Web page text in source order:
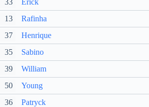
33 Erick
13
Rafinha
37
Henrique
35
Sabino
39
William
50
Young
36
Patryck